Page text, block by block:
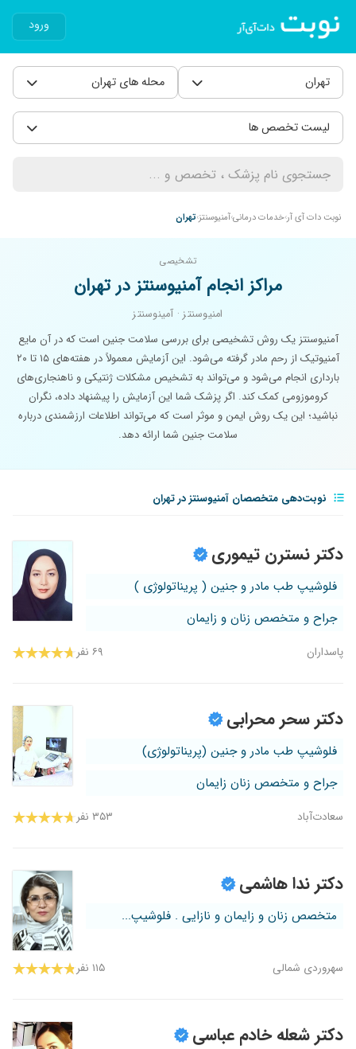
ورود
تهران محله های تهران
لیست تخصص ها
نوبت دات آی آر خدمات درمانیآمنیوسنتز تهران
تشخیصی
مراکز انجام آمنیوسنتز در تهران
امنیوسنتز · آمینوسنتز
آمنیوسنتز یک روش تشخیصی برای بررسی سلامت جنین است که در آن مایع
آمنیوتیک از رحم مادر گرفته می‌شود. این آزمایش معمولاً در هفته‌های ۱۵ تا ۲۰
بارداری انجام می‌شود و می‌تواند به تشخیص مشکلات ژنتیکی و ناهنجاری‌های
کروموزومی کمک کند. اگر پزشک شما این آزمایش را پیشنهاد داده، نگران
نباشید؛ این یک روش ایمن و موثر است که می‌تواند اطلاعات ارزشمندی درباره
سلامت جنین شما ارائه دهد.
نوبت‌دهی متخصصان آمنیوسنتز در تهران
دکتر نسترن تیموری
فلوشیپ طب مادر و جنین ( پریناتولوژی )
جراح و متخصص زنان و زایمان
پاسداران ۶۹ نفر
دکتر سحر محرابی
فلوشیپ طب مادر و جنین (پریناتولوژی)
جراح و متخصص زنان زایمان
سعادت‌آباد ۳۵۳ نفر
دکتر ندا هاشمی
متخصص زنان و زایمان و نازایی . فلوشیپ...
سهروردی شمالی ۱۱۵ نفر
دکتر شعله خادم عباسی